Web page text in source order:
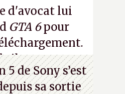
d'avocat lui
GTA 6pour
surcette
de Sony s’est
sa sortie